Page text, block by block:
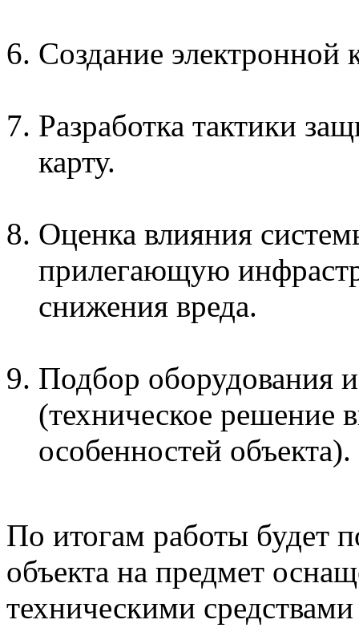
Создание электронной
Разработка тактики
карту.
Оценка влияния
прилегающую
снижения вреда.
Подбор оборудования
(техническое решение
особенностей объекта).
По итогам работы будет
объекта на предмет
техническими